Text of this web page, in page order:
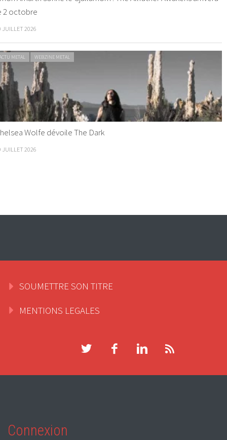
2 octobre
JUILLET 2026
METAL WEBZINE METAL
Wolfe dévoile The Dark
JUILLET 2026
SOUMETTRE SON TITRE
MENTIONS LEGALES
Connexion